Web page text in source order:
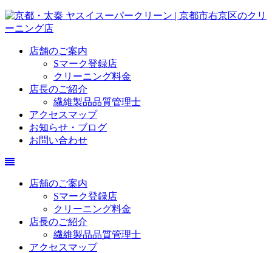
店舗のご案内
Sマーク登録店
クリーニング料金
店長のご紹介
繊維製品品質管理士
アクセスマップ
お知らせ・ブログ
お問い合わせ
店舗のご案内
Sマーク登録店
クリーニング料金
店長のご紹介
繊維製品品質管理士
アクセスマップ